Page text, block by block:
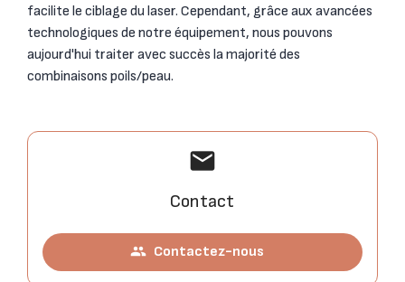
facilite le ciblage du laser. Cependant, grâce aux avancées
technologiques de notre équipement, nous pouvons
aujourd'hui traiter avec succès la majorité des
combinaisons poils/peau.
mail
Contact
people Contactez-nous